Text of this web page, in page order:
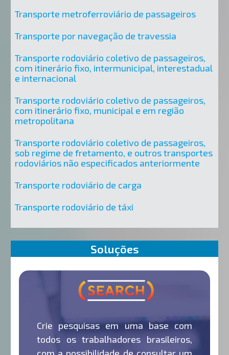
Transporte metroferroviário de passageiros
Transporte por navegação de travessia
Transporte rodoviário coletivo de passageiros,
com itinerário fixo, intermunicipal, interestadual
e internacional
Transporte rodoviário coletivo de passageiros,
com itinerário fixo, municipal e em região
metropolitana
Transporte rodoviário coletivo de passageiros,
sob regime de fretamento, e outros transportes
rodoviários não especificados anteriormente
Transporte rodoviário de carga
Transporte rodoviário de táxi
Soluções
Crie pesquisas em uma base com
todos os trabalhadores brasileiros,
com a possibilidade de consultar um